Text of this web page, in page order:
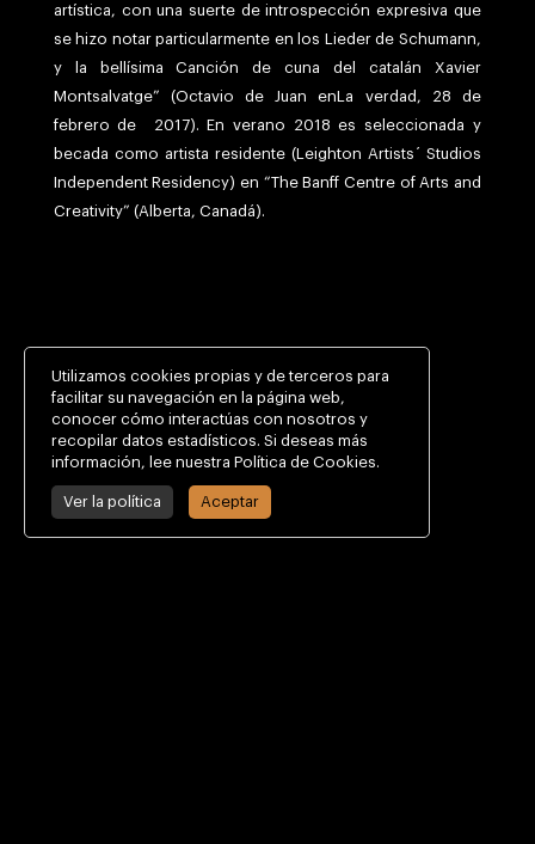
Utilizamos cookies propias y de terceros para
facilitar su navegación en la página web,
conocer cómo interactúas con nosotros y
recopilar datos estadísticos. Si deseas más
información, lee nuestra Política de Cookies.
Ver la política Aceptar
artística, con una suerte de introspección expresiva que
se hizo notar particularmente en los Lieder de Schumann,
y la bellísima Canción de cuna del catalán Xavier
Montsalvatge” (Octavio de Juan enLa verdad, 28 de
febrero de 2017). En verano 2018 es seleccionada y
becada como artista residente (Leighton Artists´ Studios
Independent Residency) en “The Banff Centre of Arts and
Creativity” (Alberta, Canadá).